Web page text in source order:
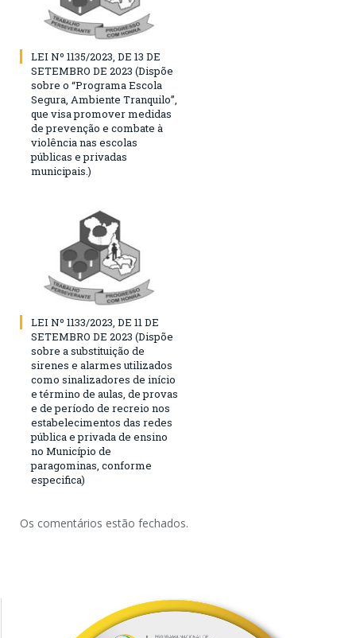
LEI Nº 1135/2023, DE 13 DE
SETEMBRO DE 2023 (Dispõe
sobre o “Programa Escola
Segura, Ambiente Tranquilo”,
que visa promover medidas
de prevenção e combate à
violência nas escolas
públicas e privadas
municipais.)
LEI Nº 1133/2023, DE 11 DE
SETEMBRO DE 2023 (Dispõe
sobre a substituição de
sirenes e alarmes utilizados
como sinalizadores de início
e término de aulas, de provas
e de período de recreio nos
estabelecimentos das redes
pública e privada de ensino
no Município de
paragominas, conforme
especifica)
Os comentários estão fechados.